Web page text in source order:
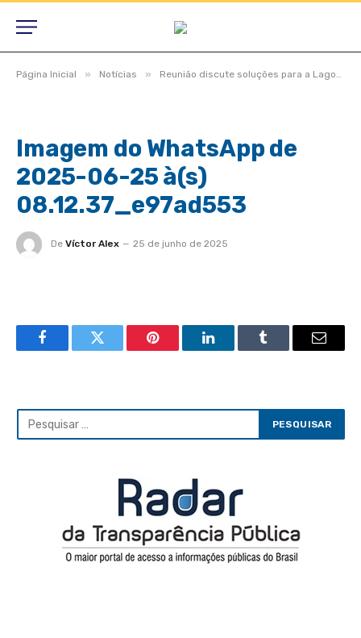
Página Inicial » Notícias » Reunião discute soluções para a Lagoa do Aterro
Imagem do WhatsApp de
2025-06-25 à(s)
08.12.37_e97ad553
De Víctor Alex 25 de junho de 2025
FacebookTwitter Pinterest LinkedInTumblr Email